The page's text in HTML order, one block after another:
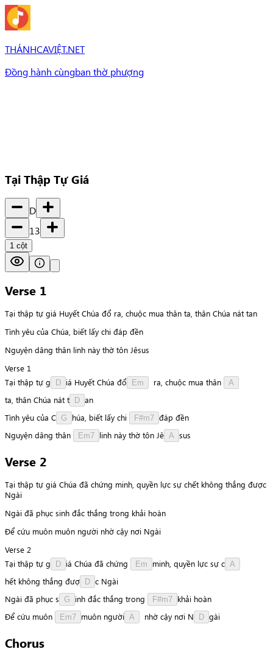
THÁNHCAVIỆT.NET
Đồng hành cùngban thờ phượng
Tại Thập Tự Giá
D
13
1 cột
Verse 1
Tại thập tự giá Huyết Chúa đổ ra, chuộc mua thân ta, thân Chúa nát tan
Tình yêu của Chúa, biết lấy chi đáp đền
Nguyện dâng thân linh này thờ tôn Jêsus
Verse 1
Tại thập tự g D iá Huyết Chúa đổ Em ra, chuộc mua thân A
ta thân Chúa nát t D an
Tình yêu của C G húa biết lấy chi F#m7 đáp đền
Nguyện dâng thân Em7 linh này thờ tôn Jê A sus
Verse 2
Tại thập tự giá Chúa đã chứng minh, quyền lực sự chết không thắng được
Ngài
Ngài đã phục sinh đắc thắng trong khải hoàn
Để cứu muôn muôn người nhờ cậy nơi Ngài
Verse 2
Tại thập tự g D iá Chúa đã chứng Em minh quyền lực sự c A
hết không thắng đượ D c Ngài
Ngài đã phục s G inh đắc thắng trong F#m7 khải hoàn
Để cứu muôn Em7 muôn người A nhờ cậy nơi N D gài
Chorus